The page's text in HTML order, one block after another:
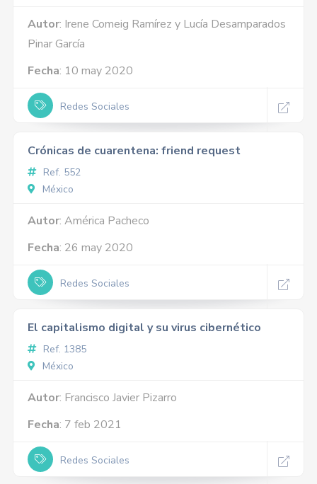
Autor: Irene Comeig Ramírez y Lucía Desamparados
Pinar García
Fecha: 10 may 2020
Redes Sociales
Crónicas de cuarentena: friend request
Ref. 552
México
Autor: América Pacheco
Fecha: 26 may 2020
Redes Sociales
El capitalismo digital y su virus cibernético
Ref. 1385
México
Autor: Francisco Javier Pizarro
Fecha: 7 feb 2021
Redes Sociales